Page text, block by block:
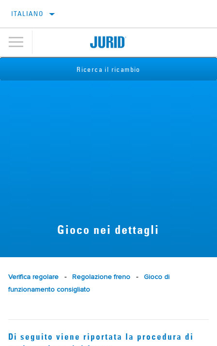
ITALIANO
Ricerca il ricambio
Gioco nei dettagli
Verifica regolare - Regolazione freno - Gioco di
funzionamento consigliato
Di seguito viene riportata la procedura di